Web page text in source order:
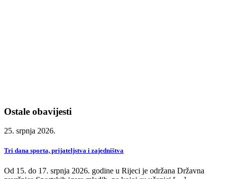
Ostale obavijesti
25. srpnja 2026.
Tri dana sporta, prijateljstva i zajedništva
Od 15. do 17. srpnja 2026. godine u Rijeci je održana Državna